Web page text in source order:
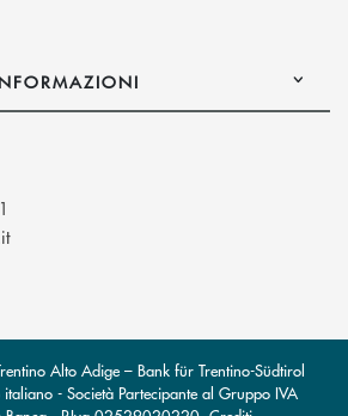
(si apre l’app di posta elettronica)
Alto Adige – Bank für Trentino-Südtirol
- Società Partecipante al Gruppo IVA